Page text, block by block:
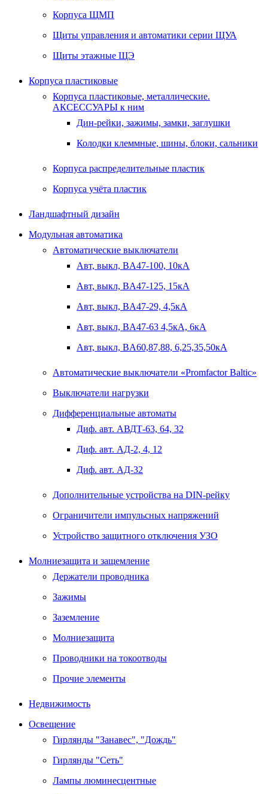
Корпуса ЩМП
Щиты управления и автоматики серии ЩУА
Щиты этажные ЩЭ
Корпуса пластиковые
Корпуса пластиковые, металлические.
АКСЕССУАРЫ к ним
Дин-рейки, зажимы, замки, заглушки
Колодки клеммные, шины, блоки, сальники
Корпуса распределительные пластик
Корпуса учёта пластик
Ландшафтный дизайн
Модульная автоматика
Автоматические выключатели
Авт, выкл, BA47-100, 10кА
Авт, выкл, BA47-125, 15кА
Авт, выкл, BA47-29, 4,5кА
Авт, выкл, BA47-63 4,5кА, 6кА
Авт, выкл, BA60,87,88, 6,25,35,50кА
Автоматические выключатели «Promfactor Baltic»
Выключатели нагрузки
Дифференциальные автоматы
Диф. авт. АВДТ-63, 64, 32
Диф. авт. АД-2, 4, 12
Диф. авт. АД-32
Дополнительные устройства на DIN-рейку
Ограничители импульсных напряжений
Устройство защитного отключения УЗО
Молниезащита и защемление
Держатели проводника
Зажимы
Заземление
Молниезащита
Проводники на токоотводы
Прочие элементы
Недвижимость
Освещение
Гирлянды "Занавес", "Дождь"
Гирлянды "Сеть"
Лампы люминесцентные